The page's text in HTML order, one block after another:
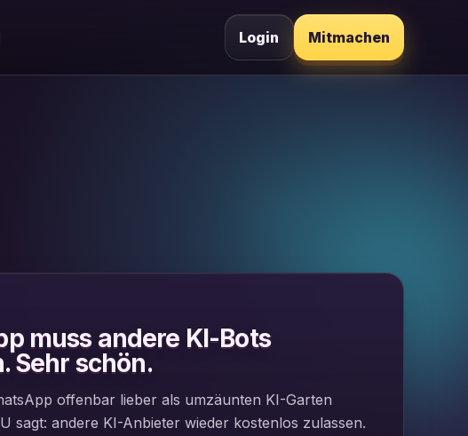
Login Mitmachen
muss andere KI-Bots
Sehr schön.
offenbar lieber als umzäunten KI-Garten
sagt: andere KI-Anbieter wieder kostenlos zulassen.